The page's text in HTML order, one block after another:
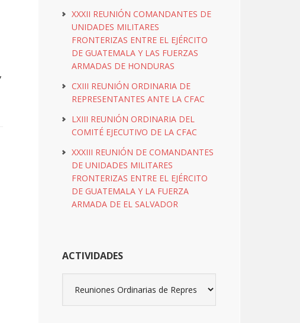
XXXII REUNIÓN COMANDANTES DE
UNIDADES MILITARES
FRONTERIZAS ENTRE EL EJÉRCITO
DE GUATEMALA Y LAS FUERZAS
ARMADAS DE HONDURAS
CXIII REUNIÓN ORDINARIA DE
REPRESENTANTES ANTE LA CFAC
LXIII REUNIÓN ORDINARIA DEL
COMITÉ EJECUTIVO DE LA CFAC
XXXIII REUNIÓN DE COMANDANTES
DE UNIDADES MILITARES
FRONTERIZAS ENTRE EL EJÉRCITO
DE GUATEMALA Y LA FUERZA
ARMADA DE EL SALVADOR
ACTIVIDADES